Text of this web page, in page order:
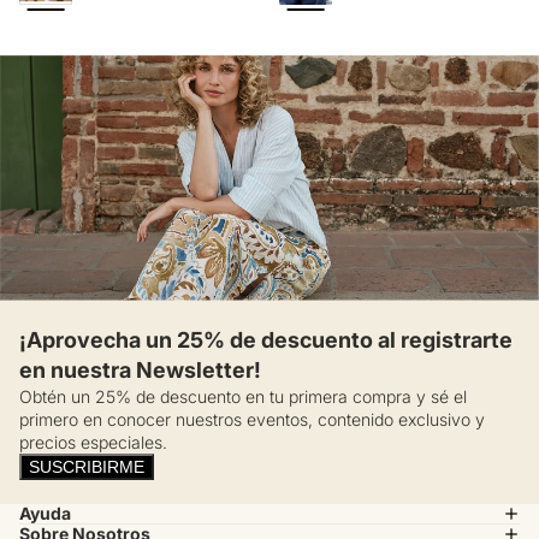
¡Aprovecha un 25% de descuento al registrarte
en nuestra Newsletter!
Obtén un 25% de descuento en tu primera compra y sé el
primero en conocer nuestros eventos, contenido exclusivo y
precios especiales.
SUSCRIBIRME
Ayuda
Sobre Nosotros